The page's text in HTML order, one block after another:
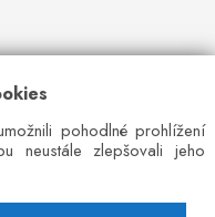
pohodlné prohlížení
neustále zlepšovali jeho